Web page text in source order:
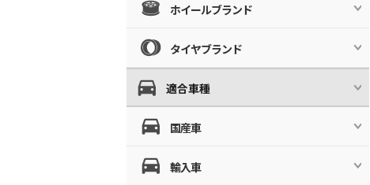
ホイールブランド
タイヤブランド
適合車種
国産車
輸入車